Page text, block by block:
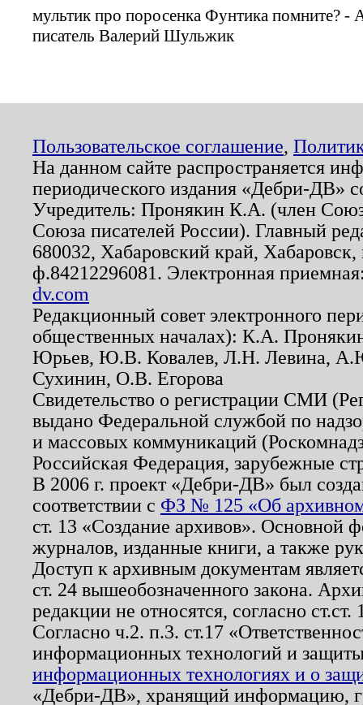
мультик про поросенка Фунтика помните? -
писатель Валерий Шульжик
Пользовательское соглашение,
На данном сайте распространяется
периодического издания «Дебри-ДВ»
Учредитель: Пронякин К.А. (член
Союза писателей России). Главный
680032, Хабаровский край,
ф.84212296081. Электронная
dv.com
Редакционный совет электронного
общественных началах): К.А.
Юрьев, Ю.В. Ковалев, Л.Н. Левина,
Сухинин, О.В. Егорова
Свидетельство о регистрации СМИ
выдано Федеральной службой по
и массовых коммуникаций
Российская Федерация, зарубежные
В 2006 г. проект «Дебри-ДВ» был
соответствии с ФЗ № 125 «Об
ст. 13 «Создание архивов». Основной
журналов, изданные книги, а также
Доступ к архивным документам
ст. 24 вышеобозначенного закона.
редакции не относятся, согласно
Согласно ч.2. п.3. ст.17
информационных технологий и
информационных технологиях и о
«Дебри-ДВ», хранящий информацию,